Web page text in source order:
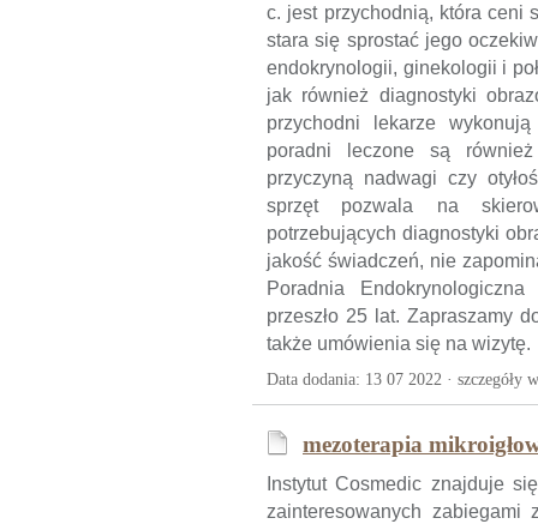
c. jest przychodnią, która ceni
stara się sprostać jego
endokrynologii, ginekologii i
jak również diagnostyki
przychodni lekarze
poradni leczone są
przyczyną nadwagi czy
sprzęt pozwala na
potrzebujących diagnostyki
jakość świadczeń, nie
Poradnia
przeszło 25 lat. Zapraszamy
także umówienia się na wizytę.
Data dodania: 13 07 2022 · szczegóły
mezoterapia
Instytut Cosmedic znajduje
zainteresowanych zabiegami